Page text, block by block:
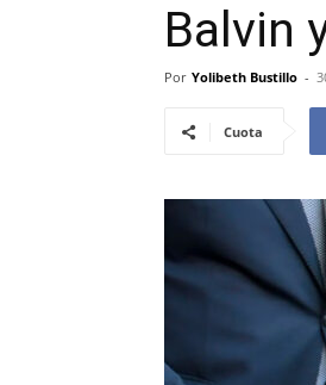
Balvin
Por Yolibeth Bustillo -
Cuota